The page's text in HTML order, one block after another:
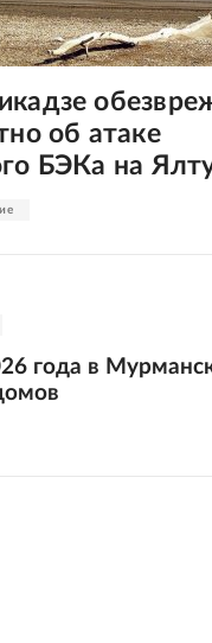
об атаке
БЭКа на
года в